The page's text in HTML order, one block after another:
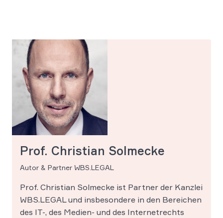
Prof. Christian Solmecke
Autor & Partner WBS.LEGAL
Prof. Christian Solmecke ist Partner der Kanzlei
WBS.LEGAL und insbesondere in den Bereichen
des IT-, des Medien- und des Internetrechts